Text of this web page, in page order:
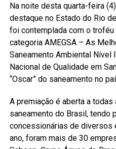
Na noite desta quarta-feira
destaque no Estado do Rio
foi contemplada com o troféu
categoria AMEGSA – As
Saneamento Ambiental
Nacional de Qualidade em
“Oscar” do saneamento no
A premiação é aberta a
saneamento do Brasil, tendo
concessionárias de
ano, foram mais de 30